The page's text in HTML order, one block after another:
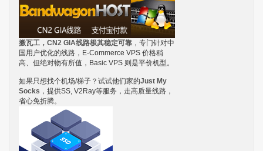
搬瓦工，CN2 GIA线路极其稳定可靠 ，专门针对中
国用户优化的线路，E-Commerce VPS 价格稍
高、但绝对物有所值，Basic VPS 则是平价机型。
如果只想找个机场/梯子？试试他们家的Just My
Socks ，提供SS, V2Ray等服务，走高质量线路，
省心免折腾。